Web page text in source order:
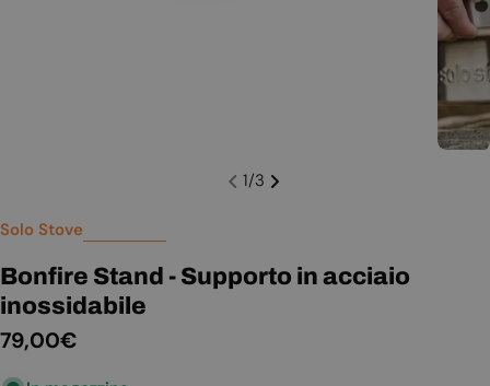
1/3
Solo Stove
Bonfire Stand - Supporto in acciaio
inossidabile
Prezzo
79,00€